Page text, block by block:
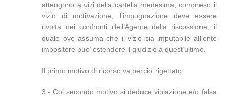
attengono a vizi della cartella medesima, compreso il
vizio di motivazione, l’impugnazione deve essere
rivolta nei confronti dell’Agente della riscossione, il
quale ove assuma che il vizio sia imputabile all’ente
impositore puo’ estendere il giudizio a quest’ultimo.
Il primo motivo di ricorso va percio’ rigettato.
3.- Col secondo motivo si deduce violazione e/o falsa